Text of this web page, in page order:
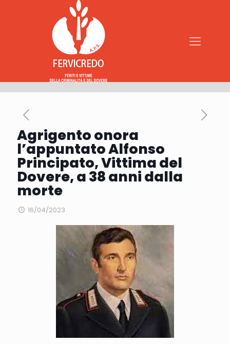
Agrigento onora
l’appuntato Alfonso
Principato, Vittima del
Dovere, a 38 anni dalla
morte
16/04/2023